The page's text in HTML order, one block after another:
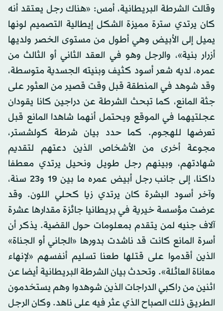
وقالت الشرطة البريطانية، أمس: «هناك رجل يعتقد أنه
كان يرتدي سترة مميزة الشكل إيطالية التصميم لونها
يميل إلى الأبيض وهي أطول من مستوى الخصر ولديها
أزرار بنية»، والرجل وهو في العقد الثاني أو الثالث من
عمره، لديه شعر أسود كثيف وبنيته الجسدية متوسطة،
وقد شوهد في المنطقة قبل وقت قصير من العثور على
جثة المانع، كما تبحث الشرطة عن دراجين كانا يقودان
عجلتيهما في الموقع ويحتمل أنهما شاهدا المانع قبل
تعرضها للهجوم. كما حدد بيان شرطة كولشستر،
مجوعة أخرى من الأشخاص الذين دعتهم لتقديم
شهادتهم، وبينهم رجل طويل ونحيل يرتدي معطفا
داكنا، إلى جانب رجل أبيض عمره ما بين 19 و23 سنة،
وآخر أسود البشرة كان يرتدي زيا كحلي اللون. وقد
عرضت مؤسسة خيرية في بريطانيا جائزة مقدارها عشرة
آلاف جنيه لمن يتقدم بمعلومات حول القضية. يذكر أن
أسرة المانع كانت قد ناشدت بدورها «الجاني أو الجناة»
الذين أقدموا على قتلها طعنا تسليم أنفسهم «لإنهاء
معاناة العائلة». وتحدث بيان الشرطة البريطانية أيضا عن
اثنين من راكبي الدراجات الذين شوهدوا وهم يستخدمون
الطريق ذلك الصباح الذي عثر فيه على ناهد. وكان الرجل